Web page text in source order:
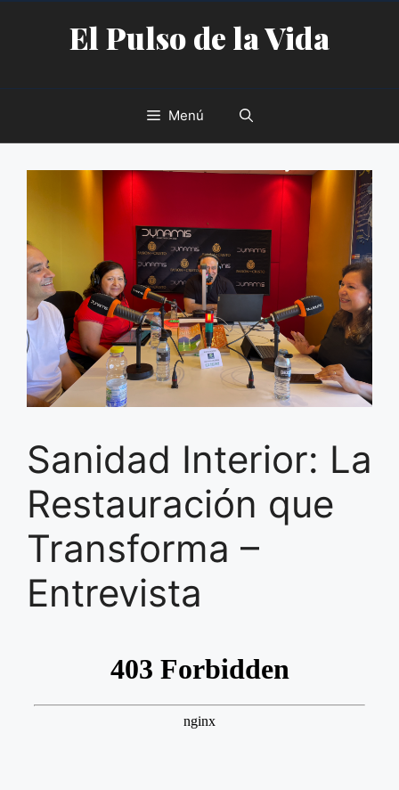
contenidoEl Pulso de la Vida
Menú
Sanidad Interior: La
Restauración que
Transforma –
Entrevista